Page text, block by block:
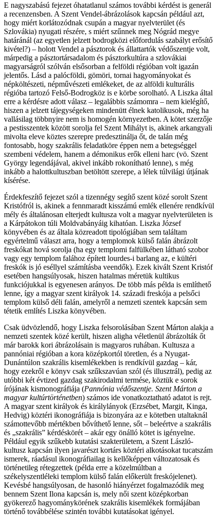
E nagyszabású fejezet óhatatlanul számos további kérdést is generál
a recenzensben. A Szent Vendel-ábrázolások kapcsán például azt,
hogy miért korlátozódnak csupán a magyar nyelvterület (és
Szlovákia) nyugati részére, s miért szűnnek meg Nógrád megye
határánál (az egyetlen jelzett bodrogközi előfordulás szabályt erősítő
kivétel?) – holott Vendel a pásztorok és állattartók védőszentje volt,
márpedig a pásztortársadalom és pásztorkultúra a szlovákiai
magyarságról szólván elsősorban a felföldi régióban volt igazán
jelentős. Lásd a palócföldi, gömöri, tornai hagyományokat és
népköltészeti, népművészeti emlékeket, de az alföldi kulturális
régióba tartozó Felső-Bodrogköz is e körbe sorolható. A Liszka által
erre a kérdésre adott válasz – legalábbis számomra – nem kielégítő,
hiszen a jelzett tájegységeken mindenütt élnek katolikusok, még ha
vallásilag többnyire nem is homogén környezetben. A kötet szerzője
a pestisszentek között sorolja fel Szent Mihályt is, akinek arkangyali
mivolta eleve köztes szerepre predesztinálja őt, de talán még
fontosabb, hogy szakrális feladatköre éppen nem a betegséggel
szembeni védelem, hanem a démonikus erők elleni harc (vö. Szent
György legendájával, akivel inkább rokonítható lenne), s még
inkább a halottkultuszban betöltött szerepe, a lélek túlvilági útjának
kísérése.
Érdekfeszítő fejezet szól a tizennégy segítő szent közé sorolt Szent
Kristófról is, akinek a fennmaradt kisszámú emlék ellenére rendkívül
mély és általánosan elterjedt kultusza volt a magyar nyelvterületen is
a Kárpátokon túli Moldvabányáig kihatóan. Liszka József
könyvében és az általa közreadott tipológiában sem találtam
egyértelmű választ arra, hogy a templomok külső falán ábrázolt
freskókat hová sorolja (ha egy templomi falfülkében látható szobor
vagy egy templom falához épített lourdes-i barlang az, e kültéri
freskók is jó eséllyel számításba veendők). Ezek kivált Szent Kristóf
esetében hangsúlyosak, hiszen hatalmas méretük kultikus
funkciójukkal is egyenesen arányos. De több más példa is említhető
lenne, így a magyar szent királyok 14. századi freskója a pelsőci
templom külső déli falán, amelyről a nemzeti szentek kapcsán sem
tétetik említés Liszka könyvében.
Csak üdvözlendő, hogy Liszka felsorolásában Szent Márton alakja a
nemzeti szentek közé került, hiszen aligha véletlenül ábrázolták őt
már barokk kori ábrázolásain is magyaros ruhában. Kultusza a
pannóniai régióban a kora középkortól töretlen, és a Nyugat-
Dunántúlon szakrális kisemlékekben is rendkívül gazdag – kár,
hogy ezekről e könyv csak szűkszavúan szól (és illusztrál), pedig az
utóbbi két évtized gazdag szakirodalmi termése, köztük e sorok
írójának kismonográfiája (Pannónia védőszentje. Szent Márton a
magyar kultúrtörténetben) számos ide vonatkoztatható adatot is rejt.
A magyar szent királyok és királylányok (Erzsébet, Margit, Kinga,
Hedvig) köztéri ikonográfiája is bizonyára az e kötetben utaltaknál
számottevőbb mértékben bővíthető lenne, sőt – beleértve a szakrális
és „szakrális” kérdéskörét – akár egy önálló kötet is igényelne.
Például egyik szűkebb kutatási szakterületem, a Szent László-
kultusz kapcsán ilyen javarészt kortárs köztéri alkotásokat tucatszám
ismerek, ráadásul ikonográfiailag is kellőképpen változatosak és
történetileg rétegzettek (példa erre a közelmúltban a
székelyszentléleki templom külső falán előkerült freskójelenet).
Kevésbé hangsúlyosan, de hasonló hiányérzet fogalmazódik meg
bennem Szent Ilona kapcsán is, mely női szent középkorban
gyökerező hagyománykörének szakrális kisemlékek formájában
történő továbbélése szintén további kutatásokat igényel.